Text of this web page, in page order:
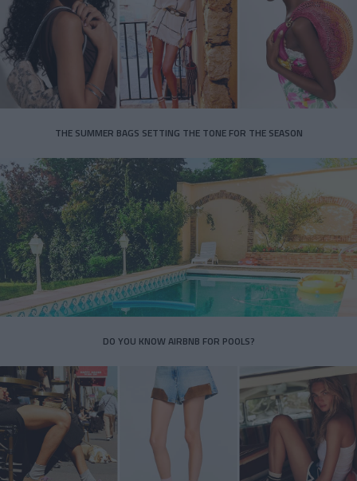
THE SUMMER BAGS SETTING THE TONE FOR THE SEASON
DO YOU KNOW AIRBNB FOR POOLS?